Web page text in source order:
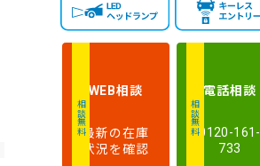
年
式
新しい順
行
少ない順
排
相談無料
WEB相談
最新の在庫
状況を確認
相談無料
電話相談
0120-161-
733